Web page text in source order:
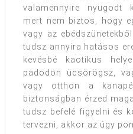
valamennyire nyugodt
mert nem biztos, hogy
vagy az
tudsz annyira hatásos
kevésbé kaotikus
padodon ücsörögsz,
vagy otthon a
biztonságban érzed
tudsz befelé figyelni és
tervezni, akkor az úgy